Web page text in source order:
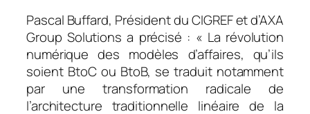
Pascal Buffard, Président du CIGREF et d’AXA
Group Solutions a précisé : « La révolution
numérique des modèles d’affaires, qu’ils
soient BtoC ou BtoB, se traduit notamment
par une transformation radicale de
l’architecture traditionnelle linéaire de la